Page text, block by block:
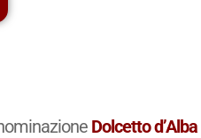
Dolcetto d’Alba